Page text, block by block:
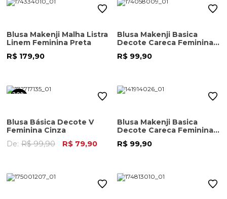
Blusa Makenji Malha Listra
Linem Feminina Preta
R$ 179,90
Blusa Makenji Basica
Decote Careca Feminina
Cinza Grafite
R$ 99,90
20%
Blusa Básica Decote V
Feminina Cinza
De: R$ 99,90 R$ 79,90
Blusa Makenji Basica
Decote Careca Feminina
Azul Marinho
R$ 99,90